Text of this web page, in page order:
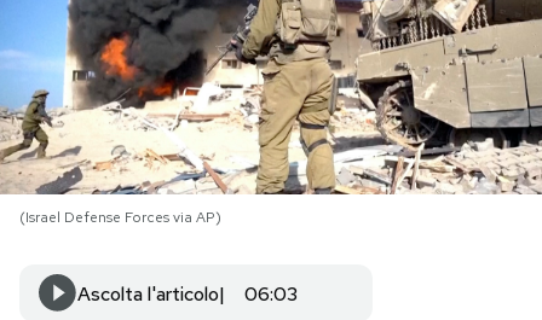
PODCAST
NEWSLETTER
I MIEI PREFERITI
SHOP
(Israel Defense Forces via AP)
Ascolta l'articolo 06:03